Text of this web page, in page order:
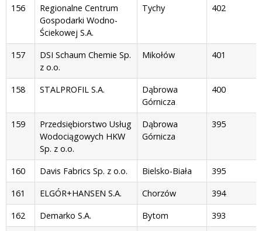
156
Regionalne Centrum
Gospodarki Wodno-
Ściekowej S.A.
Tychy 402
157
DSI Schaum Chemie Sp.
z o.o.
Mikołów 401
158 STALPROFIL S.A.
Dąbrowa
Górnicza
400
159
Przedsiębiorstwo Usług
Wodociągowych HKW
Sp. z o.o.
Dąbrowa
Górnicza
395
160 Davis Fabrics Sp. z o.o. Bielsko-Biała
395
161
ELGÓR+HANSEN S.A. Chorzów
394
162
Demarko S.A. Bytom
393